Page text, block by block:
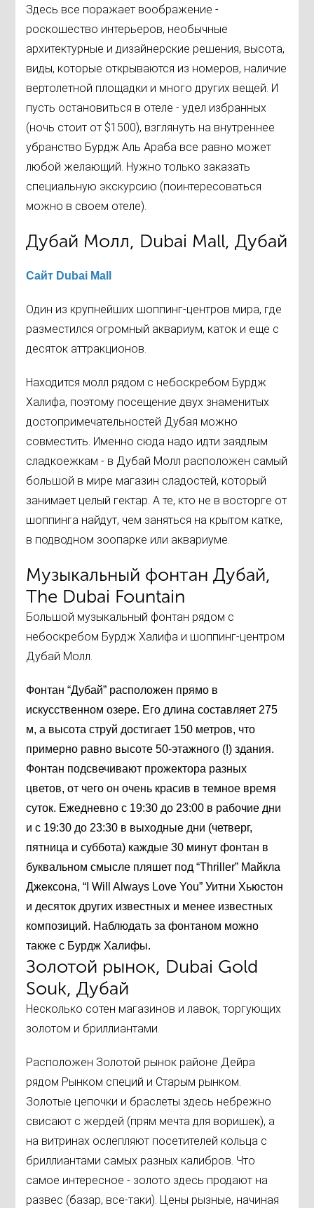
Здесь все поражает воображение -
роскошество интерьеров, необычные
архитектурные и дизайнерские решения, высота,
виды, которые открываются из номеров, наличие
вертолетной площадки и много других вещей. И
пусть остановиться в отеле - удел избранных
(ночь стоит от $1500), взглянуть на внутреннее
убранство Бурдж Аль Араба все равно может
любой желающий. Нужно только заказать
специальную экскурсию (поинтересоваться
можно в своем отеле).
Дубай Молл, Dubai Mall, Дубай
Сайт Dubai Mall
Один из крупнейших шоппинг-центров мира, где
разместился огромный аквариум, каток и еще с
десяток аттракционов.
Находится молл рядом с небоскребом Бурдж
Халифа, поэтому посещение двух знаменитых
достопримечательностей Дубая можно
совместить. Именно сюда надо идти заядлым
сладкоежкам - в Дубай Молл расположен самый
большой в мире магазин сладостей, который
занимает целый гектар. А те, кто не в восторге от
шоппинга найдут, чем заняться на крытом катке,
в подводном зоопарке или аквариуме.
Музыкальный фонтан Дубай,
The Dubai Fountain
Большой музыкальный фонтан рядом с
небоскребом Бурдж Халифа и шоппинг-центром
Дубай Молл.
Фонтан “Дубай” расположен прямо в
искусственном озере. Его длина составляет 275
м, а высота струй достигает 150 метров, что
примерно равно высоте 50-этажного (!) здания.
Фонтан подсвечивают прожектора разных
цветов, от чего он очень красив в темное время
суток. Ежедневно с 19:30 до 23:00 в рабочие дни
и с 19:30 до 23:30 в выходные дни (четверг,
пятница и суббота) каждые 30 минут фонтан в
буквальном смысле пляшет под “Thriller” Майкла
Джексона, “I Will Always Love You” Уитни Хьюстон
и десяток других известных и менее известных
композиций. Наблюдать за фонтаном можно
также с Бурдж Халифы.
Золотой рынок, Dubai Gold
Souk, Дубай
Несколько сотен магазинов и лавок, торгующих
золотом и бриллиантами.
Расположен Золотой рынок районе Дейра
рядом Рынком специй и Старым рынком.
Золотые цепочки и браслеты здесь небрежно
свисают с жердей (прям мечта для воришек), а
на витринах ослепляют посетителей кольца с
бриллиантами самых разных калибров. Что
самое интересное - золото здесь продают на
развес (базар, все-таки). Цены рызные, начиная